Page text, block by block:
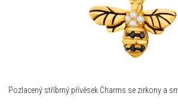
Pozlacený stříbrný přívěsek Charms se zirkony a